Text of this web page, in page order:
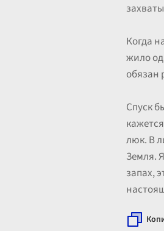
Когда
жило
обязан
Спуск
люк. В
Земля.
запах,